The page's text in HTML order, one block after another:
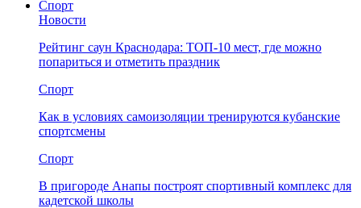
Спорт
Новости
Рейтинг саун Краснодара: ТОП-10 мест, где можно
попариться и отметить праздник
Спорт
Как в условиях самоизоляции тренируются кубанские
спортсмены
Спорт
В пригороде Анапы построят спортивный комплекс для
кадетской школы